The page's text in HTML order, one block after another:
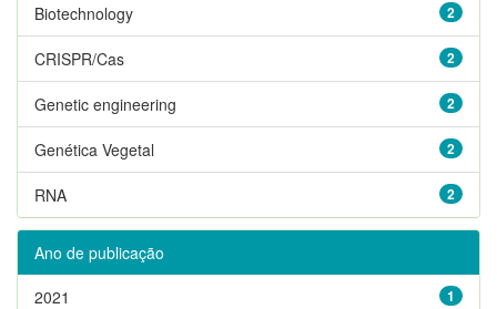
2
Biotechnology
2
CRISPR/Cas
2
Genetic engineering
2
Genética Vegetal
2
RNA
Ano de publicação
1
2021